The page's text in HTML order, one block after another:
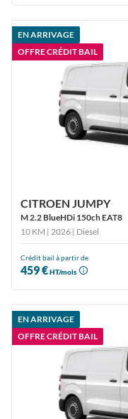
EN ARRIVAGE
OFFRE CRÉDIT BAIL
CITROEN JUMPY
M 2.2 BlueHDi 150ch EAT8
10 KM | 2026 | Diesel
Crédit bail à partir de
459 €HT/mois
EN ARRIVAGE
OFFRE CRÉDIT BAIL